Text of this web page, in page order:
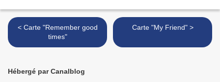
< Carte "Remember good
times"
Carte "My Friend" >
Hébergé par Canalblog